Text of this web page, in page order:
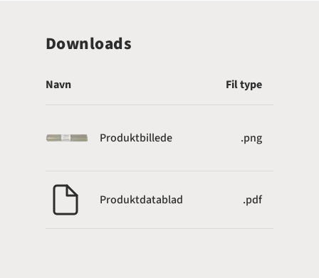
Downloads
Navn Fil type
Produktbillede .png
Produktdatablad .pdf